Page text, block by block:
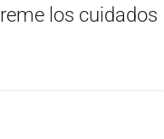
los cuidados